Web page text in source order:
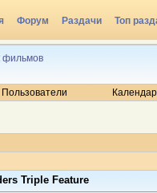
Форум Раздачи Топ
фильмов
Пользователи
Triple Feature